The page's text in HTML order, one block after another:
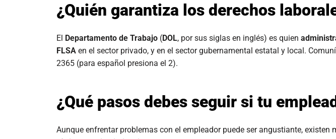
¿Quién garantiza los derechos
El Departamento de Trabajo (DOL, por sus siglas en inglés) es quien
FLSA en el sector privado, y en el sector gubernamental estatal y local.
2365 (para español presiona el 2).
¿Qué pasos debes seguir si tu
Aunque enfrentar problemas con el empleador puede ser angustiante,